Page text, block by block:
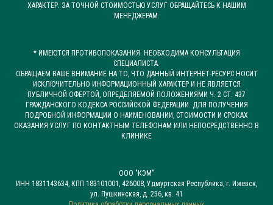
ХАРАКТЕР. ЗА ТОЧНОЙ СТОИМОСТЬЮ УСЛУГ ОБРАЩАЙТЕСЬ К НАШИМ
МЕНЕДЖЕРАМ.
* ИМЕЮТСЯ ПРОТИВОПОКАЗАНИЯ. НЕОБХОДИМА КОНСУЛЬТАЦИЯ
СПЕЦИАЛИСТА.
ОБРАЩАЕМ ВАШЕ ВНИМАНИЕ НА ТО, ЧТО ДАННЫЙ ИНТЕРНЕТ-РЕСУРС НОСИТ
ИСКЛЮЧИТЕЛЬНО ИНФОРМАЦИОННЫЙ ХАРАКТЕР И НЕ ЯВЛЯЕТСЯ
ПУБЛИЧНОЙ ОФЕРТОЙ, ОПРЕДЕЛЯЕМОЙ ПОЛОЖЕНИЯМИ Ч. 2 СТ. 437
ГРАЖДАНСКОГО КОДЕКСА РОССИЙСКОЙ ФЕДЕРАЦИИ. ДЛЯ ПОЛУЧЕНИЯ
ПОДРОБНОЙ ИНФОРМАЦИИ О НАИМЕНОВАНИИ, СТОИМОСТИ И СРОКАХ
ОКАЗАНИЯ УСЛУГ ПО КОНТАКТНЫМ ТЕЛЕФОНАМ ИЛИ НЕПОСРЕДСТВЕННО В
КЛИНИКЕ
ООО "КЭМ"
ИНН 1831143634, КПП 183101001, 426008, Удмуртская Республика, г. Ижевск,
ул. Пушкинская, д. 236, кв. 41